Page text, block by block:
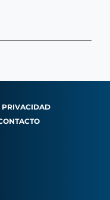
PRIVACIDAD